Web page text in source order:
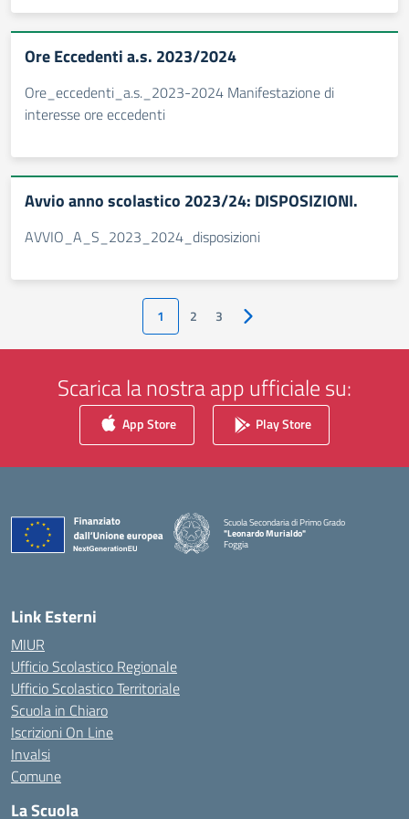
Ore Eccedenti a.s. 2023/2024
Ore_eccedenti_a.s._2023-2024 Manifestazione di
interesse ore eccedenti
Avvio anno scolastico 2023/24: DISPOSIZIONI.
AVVIO_A_S_2023_2024_disposizioni
1 2 3 Pagina successiva
Scarica la nostra app ufficiale su:
App Store Play Store
Scuola Secondaria di Primo Grado
"Leonardo Murialdo"
Foggia
— Visita la pagina iniziale della scuola
Link Esterni
MIUR
Ufficio Scolastico Regionale
Ufficio Scolastico Territoriale
Scuola in Chiaro
Iscrizioni On Line
Invalsi
Comune
La Scuola